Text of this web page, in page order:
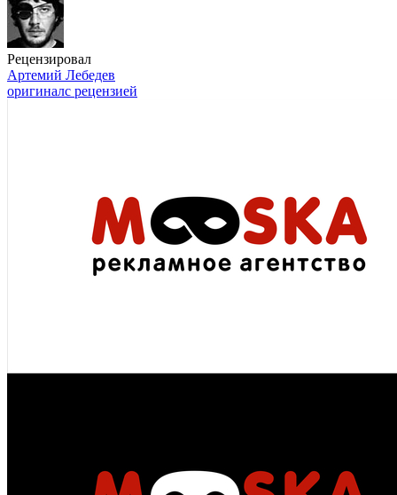
Рецензировал
Артемий Лебедев
оригиналс рецензией